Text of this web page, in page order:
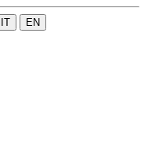
IT EN